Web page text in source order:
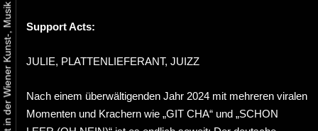
Support Acts:
JULIE, PLATTENLIEFERANT, JUIZZ
Nach einem überwältigenden Jahr 2024 mit mehreren viralen
Momenten und Krachern wie „GIT CHA“ und „SCHON